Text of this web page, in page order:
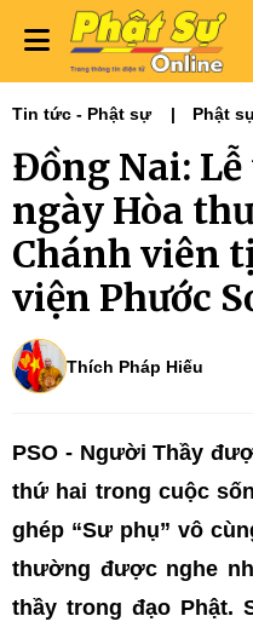
Tin tức - Phật sự Phật
Đồng Nai:
ngày Hòa
Chánh viên
viện Phước
Thích Pháp Hiếu
PSO - Người Thầy
thứ hai trong cuộc
ghép “Sư phụ” vô
thường được nghe
thầy trong đạo Phật.